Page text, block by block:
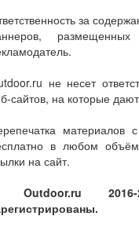
за
не несет
сайтов, на которые
материалов
в любом
на сайт.
Outdoor.ru